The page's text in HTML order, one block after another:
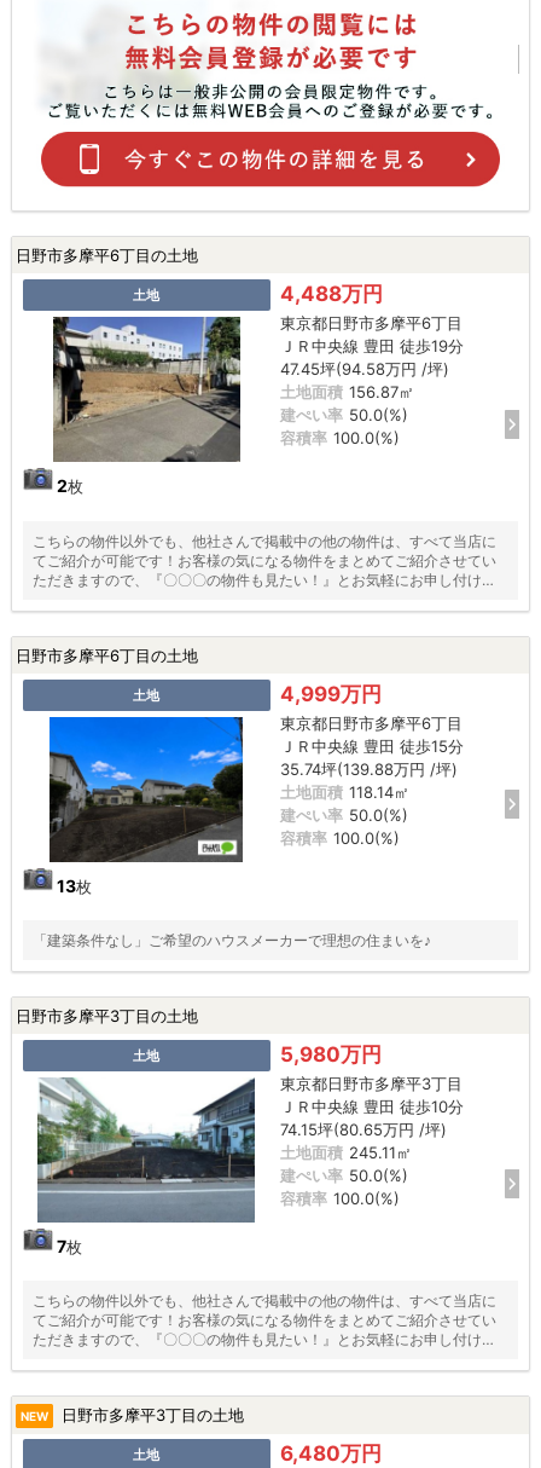
日野市多摩平6丁目の土地
土地
2枚
4,488万円
東京都日野市多摩平6丁目
ＪＲ中央線 豊田 徒歩19分
47.45坪(94.58万円 /坪)
土地面積 156.87㎡
建ぺい率 50.0(%)
容積率 100.0(%)
こちらの物件以外でも、他社さんで掲載中の他の物件は、すべて当店に
てご紹介が可能です！お客様の気になる物件をまとめてご紹介させてい
ただきますので、『〇〇〇の物件も見たい！』とお気軽にお申し付けく
日野市多摩平6丁目の土地
土地
13枚
4,999万円
東京都日野市多摩平6丁目
ＪＲ中央線 豊田 徒歩15分
35.74坪(139.88万円 /坪)
土地面積 118.14㎡
建ぺい率 50.0(%)
容積率 100.0(%)
「建築条件なし」ご希望のハウスメーカーで理想の住まいを♪
日野市多摩平3丁目の土地
土地
7枚
5,980万円
東京都日野市多摩平3丁目
ＪＲ中央線 豊田 徒歩10分
74.15坪(80.65万円 /坪)
土地面積 245.11㎡
建ぺい率 50.0(%)
容積率 100.0(%)
こちらの物件以外でも、他社さんで掲載中の他の物件は、すべて当店に
てご紹介が可能です！お客様の気になる物件をまとめてご紹介させてい
ただきますので、『〇〇〇の物件も見たい！』とお気軽にお申し付けく
NEW 日野市多摩平3丁目の土地
土地 6,480万円